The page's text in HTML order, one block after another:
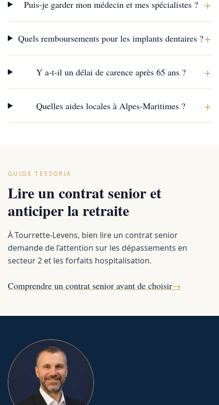
Puis-je garder mon médecin et mes spécialistes ? +
Quels remboursements pour les implants dentaires ?+
Y a-t-il un délai de carence après 65 ans ? +
Quelles aides locales à Alpes-Maritimes ? +
GUIDE TESSORIA
Lire un contrat senior et
anticiper la retraite
À Tourrette-Levens, bien lire un contrat senior
demande de l’attention sur les dépassements en
secteur 2 et les forfaits hospitalisation.
Comprendre un contrat senior avant de choisir→